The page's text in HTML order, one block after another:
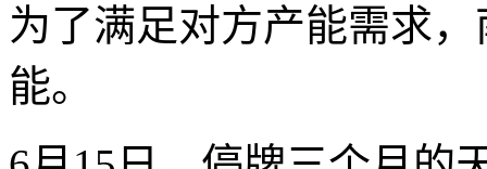
为了满足对方产能需求
能。